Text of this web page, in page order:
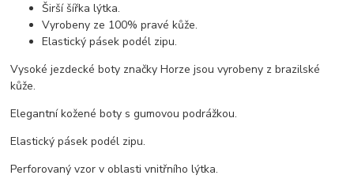
Širší šířka lýtka.
Vyrobeny ze 100% pravé kůže.
Elastický pásek podél zipu.
Vysoké jezdecké boty značky Horze jsou vyrobeny z brazilské
kůže.
Elegantní kožené boty s gumovou podrážkou.
Elastický pásek podél zipu.
Perforovaný vzor v oblasti vnitřního lýtka.